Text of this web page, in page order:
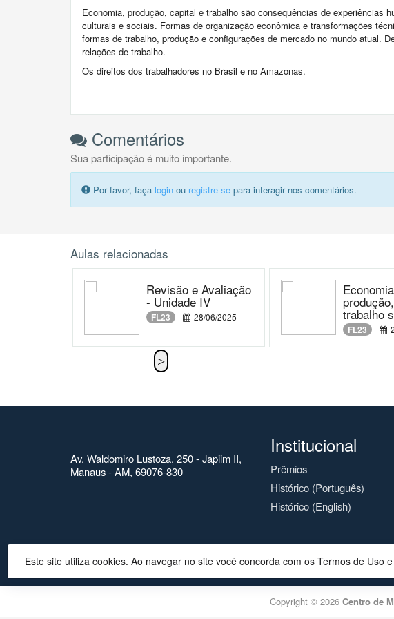
Economia, produção, capital e trabalho são consequências de experiências
culturais e sociais. Formas de organização econômica e transformações
formas de trabalho, produção e configurações de mercado no mundo atual.
relações de trabalho.
Os direitos dos trabalhadores no Brasil e no Amazonas.
Comentários
Sua participação é muito importante.
Por favor, faça login ou registre-se para interagir nos comentários.
Aulas relacionadas
Revisão e Avaliação
- Unidade IV
FL23 28/06/2025 trabalho
FL23
Av. Waldomiro Lustoza, 250 - Japiim II,
Manaus - AM, 69076-830
Institucional
Prêmios
Histórico (Português)
Histórico (English)
Copyright © 2026 Centro de
Este site utiliza cookies. Ao navegar no site você concorda com os Termos de Uso